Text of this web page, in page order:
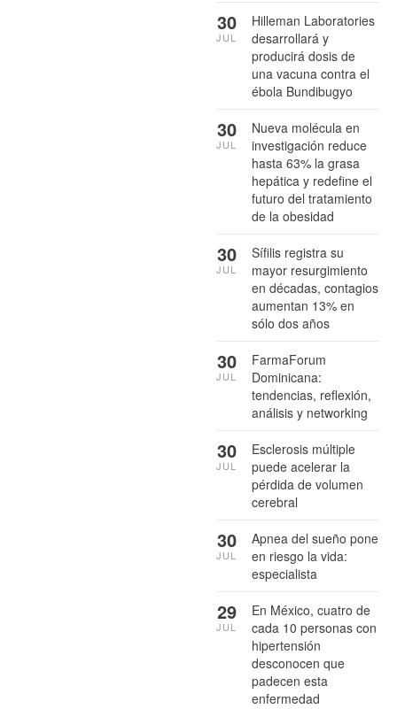
Hilleman Laboratories
desarrollará y
producirá dosis de
una vacuna contra el
ébola Bundibugyo
30
JUL
Nueva molécula en
investigación reduce
hasta 63% la grasa
hepática y redefine el
futuro del tratamiento
de la obesidad
30
JUL
Sífilis registra su
mayor resurgimiento
en décadas, contagios
aumentan 13% en
sólo dos años
30
JUL
FarmaForum
Dominicana:
tendencias, reflexión,
análisis y networking
30
JUL
Esclerosis múltiple
puede acelerar la
pérdida de volumen
cerebral
30
JUL
Apnea del sueño pone
en riesgo la vida:
especialista
30
JUL
En México, cuatro de
cada 10 personas con
hipertensión
desconocen que
padecen esta
enfermedad
29
JUL